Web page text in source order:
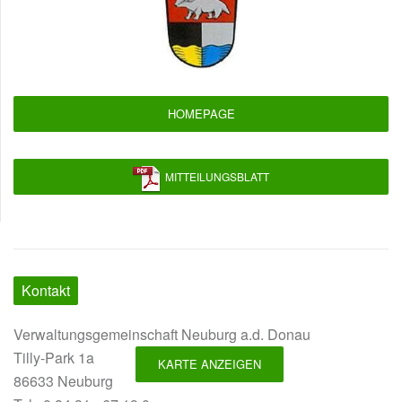
HOMEPAGE
MITTEILUNGSBLATT
Kontakt
Verwaltungsgemeinschaft Neuburg a.d. Donau
Tilly-Park 1a
86633 Neuburg
KARTE ANZEIGEN